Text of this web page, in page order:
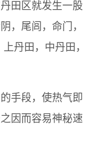
田区就发生一股
，尾闾，命门，
丹田，中丹田，
手段，使热气即
因而容易神秘速